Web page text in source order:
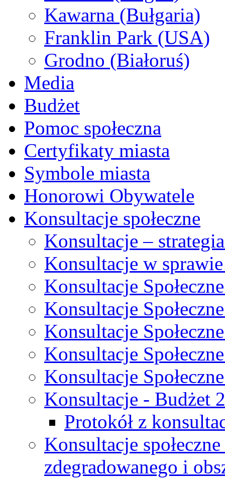
Kawarna (Bułgaria)
Franklin Park (USA)
Grodno (Białoruś)
Media
Budżet
Pomoc społeczna
Certyfikaty miasta
Symbole miasta
Honorowi Obywatele
Konsultacje społeczne
Konsultacje –
Konsultacje w
Konsultacje
Konsultacje
Konsultacje
Konsultacje
Konsultacje
Konsultacje - Budżet
Protokół z
Konsultacje
zdegradowanego i